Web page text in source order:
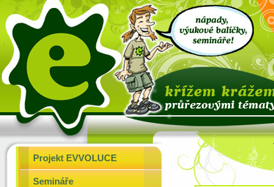
Projekt EVVOLUCE
Semináře